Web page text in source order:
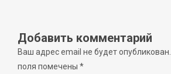
Добавить комментарий
Ваш адрес email не будет опубликован.
поля помечены *